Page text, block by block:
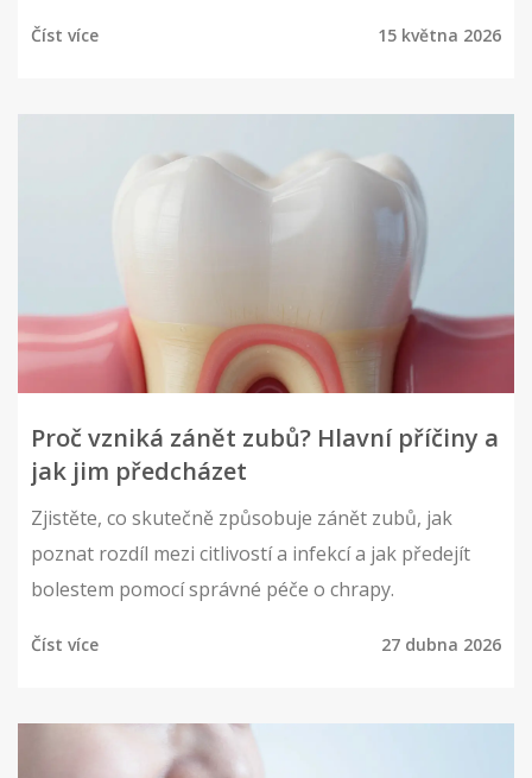
Číst více 15 května 2026
Proč vzniká zánět zubů? Hlavní příčiny a
jak jim předcházet
Zjistěte, co skutečně způsobuje zánět zubů, jak
poznat rozdíl mezi citlivostí a infekcí a jak předejít
bolestem pomocí správné péče o chrapy.
Číst více 27 dubna 2026